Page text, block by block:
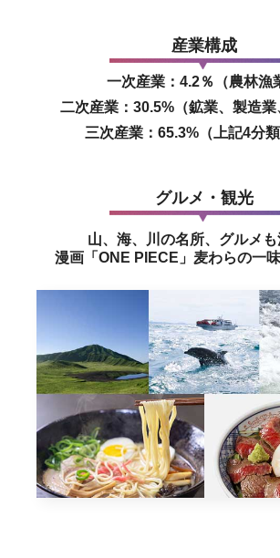
産業構成
一次産業：4.2％（農林漁
二次産業：30.5%（鉱業、製造業
三次産業：65.3%（上記4分類
グルメ・観光
山、海、川の名所、グルメも
漫画「ONE PIECE」麦わらの一